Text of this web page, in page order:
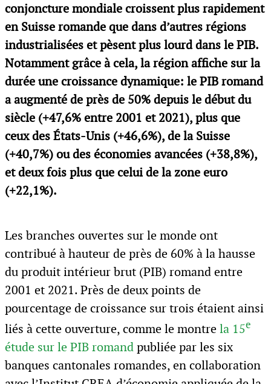
conjoncture mondiale croissent plus rapidement
en Suisse romande que dans d’autres régions
industrialisées et pèsent plus lourd dans le PIB.
Notamment grâce à cela, la région affiche sur la
durée une croissance dynamique: le PIB romand
a augmenté de près de 50% depuis le début du
siècle (+47,6% entre 2001 et 2021), plus que
ceux des États-Unis (+46,6%), de la Suisse
(+40,7%) ou des économies avancées (+38,8%),
et deux fois plus que celui de la zone euro
(+22,1%).
Les branches ouvertes sur le monde ont
contribué à hauteur de près de 60% à la hausse
du produit intérieur brut (PIB) romand entre
2001 et 2021. Près de deux points de
pourcentage de croissance sur trois étaient ainsi
liés à cette ouverture, comme le montrela 15e
étude sur le PIB romandpubliée par les six
banques cantonales romandes, en collaboration